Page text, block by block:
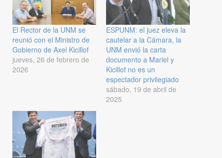
El Rector de la UNM se
reunió con el Ministro de
Gobierno de Axel Kicillof
jueves, 26 de febrero de
2026
ESPUNM: el juez eleva la
cautelar a la Cámara, la
UNM envió la carta
documento a Mariel y
Kicillof no es un
espectador privilegiado
sábado, 19 de abril de
2025